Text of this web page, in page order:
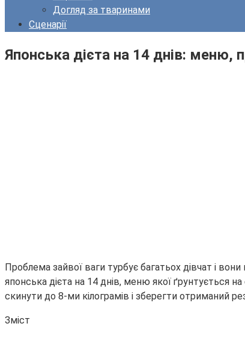
Догляд за тваринами
Сценарії
Японська дієта на 14 днів: меню,
Проблема зайвої ваги турбує багатьох дівчат і
японська дієта на 14 днів, меню якої ґрунтується
скинути до 8-ми кілограмів і зберегти отриманий
Зміст